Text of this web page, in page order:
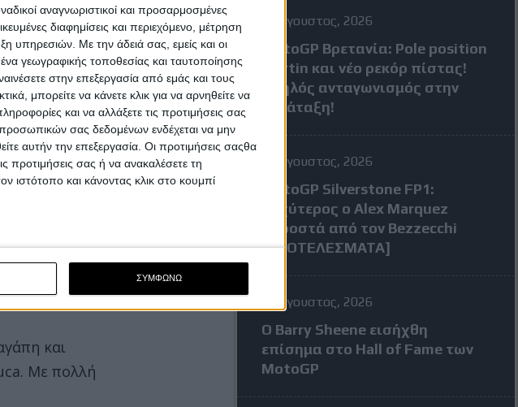
αναγνωριστικοί και προσαρμοσμένες
διαφημίσεις και περιεχόμενο, μέτρηση
υπηρεσιών. Με την άδειά σας, εμείς και οι
γεωγραφικής τοποθεσίας και ταυτοποίησης
στην επεξεργασία από εμάς και τους
μπορείτε να κάνετε κλικ για να αρνηθείτε να
και να αλλάξετε τις προτιμήσεις σας
σας δεδομένων ενδέχεται να μην
αυτήν την επεξεργασία. Οι προτιμήσεις σαςθα
προτιμήσεις σας ή να ανακαλέσετε τη
ιστότοπο και κάνοντας κλικ στο κουμπί
ΣΥΜΦΩΝΩ
και
Με πολλή
8 Αύγουστος, 2026
MotoGP Βρετανία: Pole position
Martin και νέο ρεκόρ πίστας!
Υψηλός ανταγωνισμός στην
κατάταξη!
7 Αύγουστος, 2026
MotoGP Silverstone FP1:
Ταχύτερος ο Alex Marquez
μπροστά από τον Bezzecchi
[ΑΠΟΤΕΛΕΣΜΑΤΑ]
7 Αύγουστος, 2026
Ο Barry Sheene εισήχθη
επίσημα στο Hall of Fame των
MotoGP